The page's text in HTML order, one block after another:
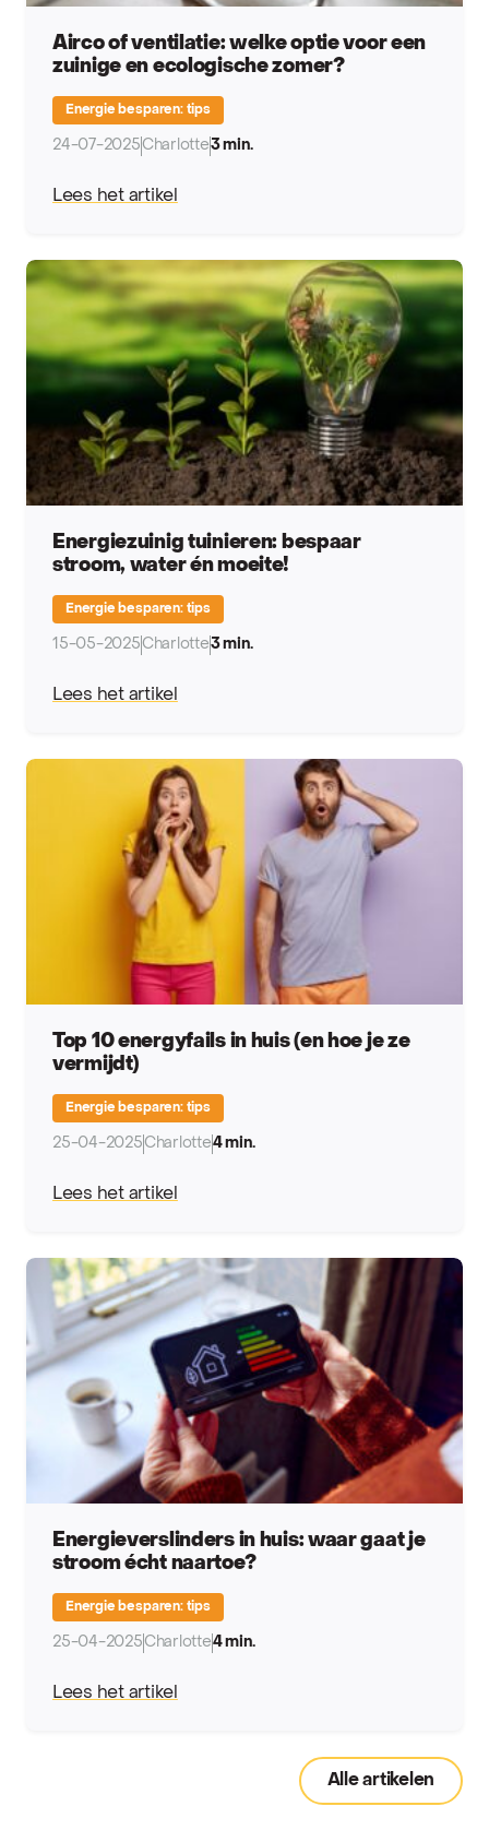
Airco of ventilatie: welke optie voor een
zuinige en ecologische zomer?
Energie besparen: tips
24-07-2025Charlotte3 min.
Lees het artikel
Energiezuinig tuinieren: bespaar
stroom, water én moeite!
Energie besparen: tips
15-05-2025Charlotte3 min.
Lees het artikel
Top 10 energyfails in huis (en hoe je ze
vermijdt)
Energie besparen: tips
25-04-2025Charlotte4 min.
Lees het artikel
Energieverslinders in huis: waar gaat je
stroom écht naartoe?
Energie besparen: tips
25-04-2025Charlotte4 min.
Lees het artikel
Alle artikelen